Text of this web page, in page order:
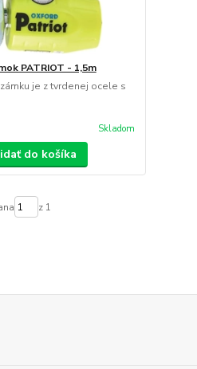
PATRIOT - 1,5m
je z tvrdenej ocele s
Skladom
do košíka
z 1